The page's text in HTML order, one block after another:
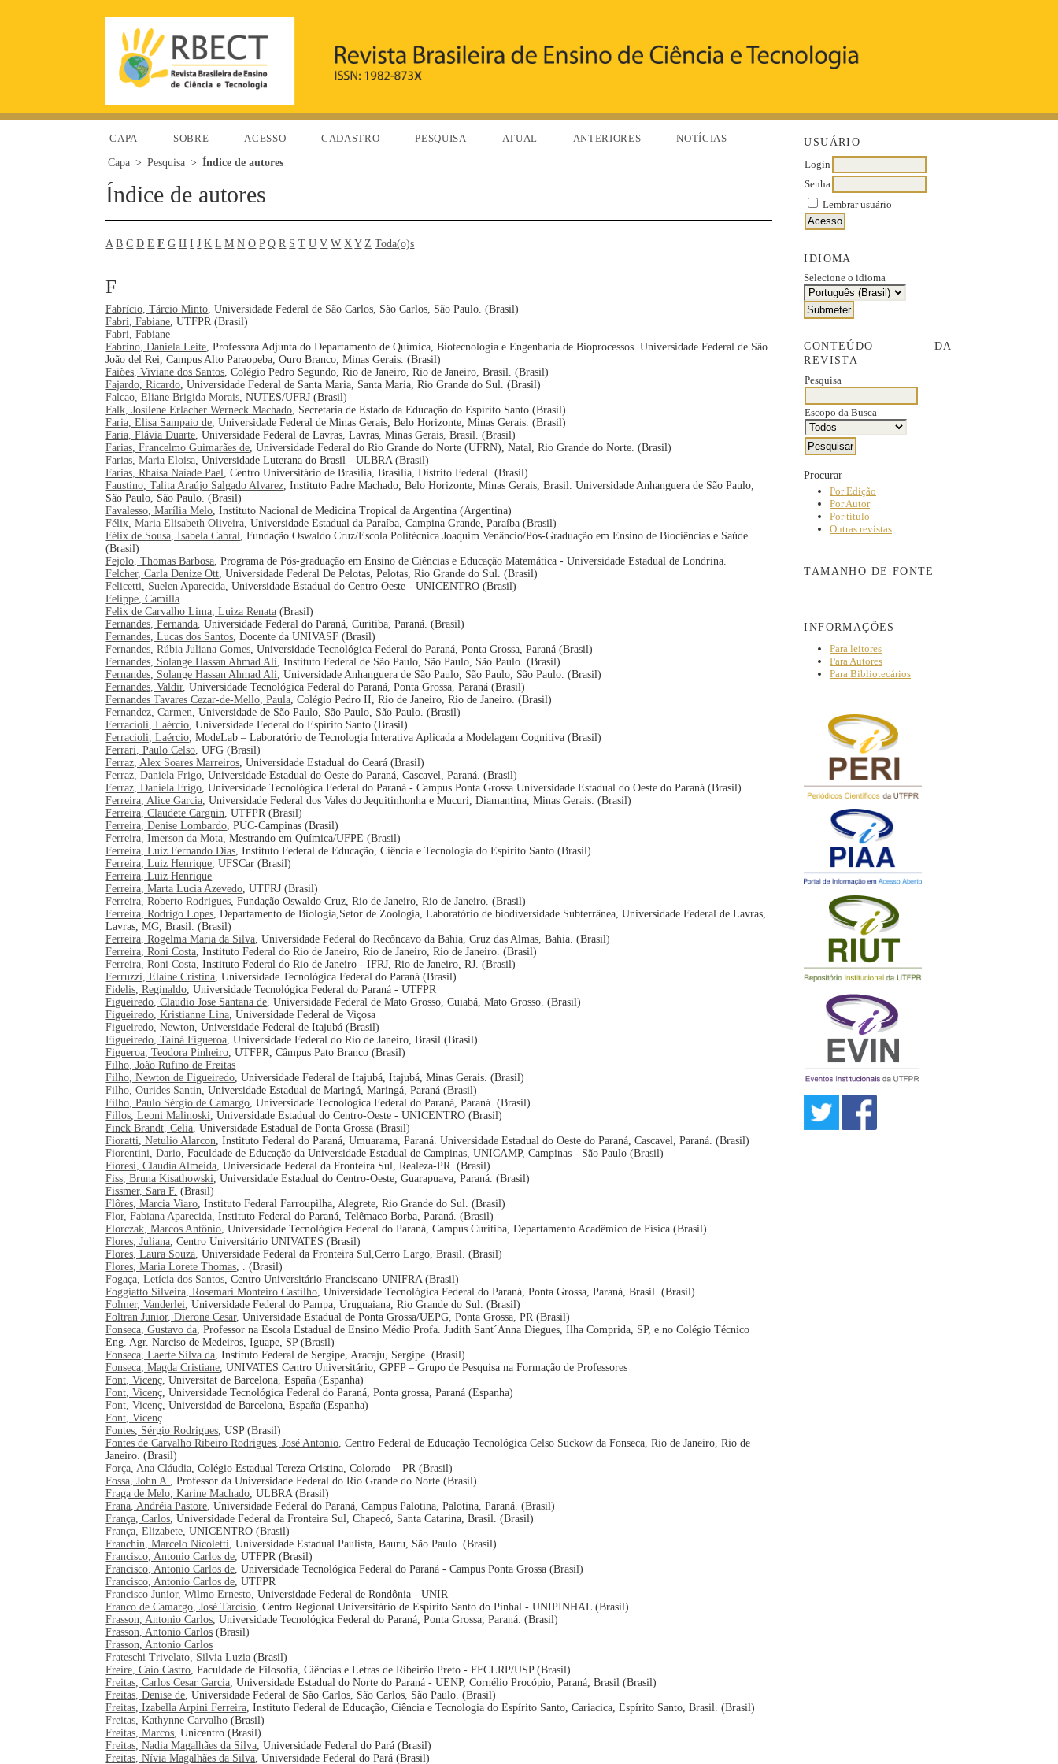
USUÁRIO
Login
Senha
Lembrar usuário
IDIOMA
Selecione o idioma
CONTEÚDO DA
REVISTA
Pesquisa
Escopo da Busca
Procurar
Por Edição
Por Autor
Por título
Outras revistas
TAMANHO DE FONTE
INFORMAÇÕES
Para leitores
Para Autores
Para Bibliotecários
CAPA SOBRE ACESSO CADASTRO PESQUISA ATUAL ANTERIORES NOTÍCIAS
Capa > Pesquisa > Índice de autores
Índice de autores
A B C D E F G H I J K L M N O P Q R S T U V W X Y Z Toda(o)s
F
Fabrício, Tárcio Minto , Universidade Federal de São Carlos, São Carlos, São Paulo. (Brasil)
Fabri, Fabiane , UTFPR (Brasil)
Fabri, Fabiane
Fabrino, Daniela Leite , Professora Adjunta do Departamento de Química, Biotecnologia e Engenharia de Bioprocessos. Universidade Federal de São
João del Rei, Campus Alto Paraopeba, Ouro Branco, Minas Gerais. (Brasil)
Faiões, Viviane dos Santos , Colégio Pedro Segundo, Rio de Janeiro, Rio de Janeiro, Brasil. (Brasil)
Fajardo, Ricardo , Universidade Federal de Santa Maria, Santa Maria, Rio Grande do Sul. (Brasil)
Falcao, Eliane Brigida Morais , NUTES/UFRJ (Brasil)
Falk, Josilene Erlacher Werneck Machado , Secretaria de Estado da Educação do Espírito Santo (Brasil)
Faria, Elisa Sampaio de , Universidade Federal de Minas Gerais, Belo Horizonte, Minas Gerais. (Brasil)
Faria, Flávia Duarte , Universidade Federal de Lavras, Lavras, Minas Gerais, Brasil. (Brasil)
Farias, Francelmo Guimarães de , Universidade Federal do Rio Grande do Norte (UFRN), Natal, Rio Grande do Norte. (Brasil)
Farias, Maria Eloisa , Universidade Luterana do Brasil - ULBRA (Brasil)
Farias, Rhaisa Naiade Pael
, Centro Universitário de Brasília, Brasília, Distrito Federal. (Brasil)
Faustino, Talita Araújo Salgado Alvarez , Instituto Padre Machado, Belo Horizonte, Minas Gerais, Brasil. Universidade Anhanguera de São Paulo,
São Paulo, São Paulo. (Brasil)
Favalesso, Marília Melo , Instituto Nacional de Medicina Tropical da Argentina (Argentina)
Félix, Maria Elisabeth Oliveira , Universidade Estadual da Paraíba, Campina Grande, Paraíba (Brasil)
Félix de Sousa, Isabela Cabral
, Fundação Oswaldo Cruz/Escola Politécnica Joaquim Venâncio/Pós-Graduação em Ensino de Biociências e Saúde
(Brasil)
Fejolo, Thomas Barbosa , Programa de Pós-graduação em Ensino de Ciências e Educação Matemática - Universidade Estadual de Londrina.
Felcher, Carla Denize Ott , Universidade Federal De Pelotas, Pelotas, Rio Grande do Sul. (Brasil)
Felicetti, Suelen Aparecida , Universidade Estadual do Centro Oeste - UNICENTRO (Brasil)
Felippe, Camilla
Felix de Carvalho Lima, Luiza Renata (Brasil)
Fernandes, Fernanda , Universidade Federal do Paraná, Curitiba, Paraná. (Brasil)
Fernandes, Lucas dos Santos , Docente da UNIVASF (Brasil)
Fernandes, Rúbia Juliana Gomes , Universidade Tecnológica Federal do Paraná, Ponta Grossa, Paraná (Brasil)
Fernandes, Solange Hassan Ahmad Ali , Instituto Federal de São Paulo, São Paulo, São Paulo. (Brasil)
Fernandes, Solange Hassan Ahmad Ali , Universidade Anhanguera de São Paulo, São Paulo, São Paulo. (Brasil)
Fernandes, Valdir, Universidade Tecnológica Federal do Paraná, Ponta Grossa, Paraná (Brasil)
Fernandes Tavares Cezar-de-Mello, Paula , Colégio Pedro II, Rio de Janeiro, Rio de Janeiro. (Brasil)
Fernandez, Carmen , Universidade de São Paulo, São Paulo, São Paulo. (Brasil)
Ferracioli, Laércio , Universidade Federal do Espírito Santo (Brasil)
Ferracioli, Laércio , ModeLab – Laboratório de Tecnologia Interativa Aplicada a Modelagem Cognitiva (Brasil)
Ferrari, Paulo Celso , UFG (Brasil)
Ferraz, Alex Soares Marreiros , Universidade Estadual do Ceará (Brasil)
Ferraz, Daniela Frigo , Universidade Estadual do Oeste do Paraná, Cascavel, Paraná. (Brasil)
Ferraz, Daniela Frigo , Universidade Tecnológica Federal do Paraná - Campus Ponta Grossa Universidade Estadual do Oeste do Paraná (Brasil)
Ferreira, Alice Garcia , Universidade Federal dos Vales do Jequitinhonha e Mucuri, Diamantina, Minas Gerais. (Brasil)
Ferreira, Claudete Cargnin , UTFPR (Brasil)
Ferreira, Denise Lombardo , PUC-Campinas (Brasil)
Ferreira, Imerson da Mota , Mestrando em Química/UFPE (Brasil)
Ferreira, Luiz Fernando Dias , Instituto Federal de Educação, Ciência e Tecnologia do Espírito Santo (Brasil)
Ferreira, Luiz Henrique , UFSCar (Brasil)
Ferreira, Luiz Henrique
Ferreira, Marta Lucia Azevedo , UTFRJ (Brasil)
Ferreira, Roberto Rodrigues , Fundação Oswaldo Cruz, Rio de Janeiro, Rio de Janeiro. (Brasil)
Ferreira, Rodrigo Lopes , Departamento de Biologia,Setor de Zoologia, Laboratório de biodiversidade Subterrânea, Universidade Federal de Lavras,
Lavras, MG, Brasil. (Brasil)
Ferreira, Rogelma Maria da Silva , Universidade Federal do Recôncavo da Bahia, Cruz das Almas, Bahia. (Brasil)
Ferreira, Roni Costa , Instituto Federal do Rio de Janeiro, Rio de Janeiro, Rio de Janeiro. (Brasil)
Ferreira, Roni Costa , Instituto Federal do Rio de Janeiro - IFRJ, Rio de Janeiro, RJ. (Brasil)
Ferruzzi, Elaine Cristina , Universidade Tecnológica Federal do Paraná (Brasil)
Fidelis, Reginaldo , Universidade Tecnológica Federal do Paraná - UTFPR
Figueiredo, Claudio Jose Santana de , Universidade Federal de Mato Grosso, Cuiabá, Mato Grosso. (Brasil)
Figueiredo, Kristianne Lina , Universidade Federal de Viçosa
Figueiredo, Newton , Universidade Federal de Itajubá (Brasil)
Figueiredo, Tainá Figueroa , Universidade Federal do Rio de Janeiro, Brasil (Brasil)
Figueroa, Teodora Pinheiro , UTFPR, Câmpus Pato Branco (Brasil)
Filho, João Rufino de Freitas
Filho, Newton de Figueiredo , Universidade Federal de Itajubá, Itajubá, Minas Gerais. (Brasil)
Filho, Ourides Santin , Universidade Estadual de Maringá, Maringá, Paraná (Brasil)
Filho, Paulo Sérgio de Camargo , Universidade Tecnológica Federal do Paraná, Paraná. (Brasil)
Fillos, Leoni Malinoski , Universidade Estadual do Centro-Oeste - UNICENTRO (Brasil)
Finck Brandt, Celia , Universidade Estadual de Ponta Grossa (Brasil)
Fioratti, Netulio Alarcon , Instituto Federal do Paraná, Umuarama, Paraná. Universidade Estadual do Oeste do Paraná, Cascavel, Paraná. (Brasil)
Fiorentini, Dario , Faculdade de Educação da Universidade Estadual de Campinas, UNICAMP, Campinas - São Paulo (Brasil)
Fioresi, Claudia Almeida , Universidade Federal da Fronteira Sul, Realeza-PR. (Brasil)
Fiss, Bruna Kisathowski , Universidade Estadual do Centro-Oeste, Guarapuava, Paraná. (Brasil)
Fissmer, Sara F. (Brasil)
Flôres, Marcia Viaro , Instituto Federal Farroupilha, Alegrete, Rio Grande do Sul. (Brasil)
Flor, Fabiana Aparecida , Instituto Federal do Paraná, Telêmaco Borba, Paraná. (Brasil)
Florczak, Marcos Antônio , Universidade Tecnológica Federal do Paraná, Campus Curitiba, Departamento Acadêmico de Física (Brasil)
Flores, Juliana , Centro Universitário UNIVATES (Brasil)
Flores, Laura Souza , Universidade Federal da Fronteira Sul,Cerro Largo, Brasil. (Brasil)
Flores, Maria Lorete Thomas , . (Brasil)
Fogaça, Letícia dos Santos , Centro Universitário Franciscano-UNIFRA (Brasil)
Foggiatto Silveira, Rosemari Monteiro Castilho , Universidade Tecnológica Federal do Paraná, Ponta Grossa, Paraná, Brasil. (Brasil)
Folmer, Vanderlei , Universidade Federal do Pampa, Uruguaiana, Rio Grande do Sul. (Brasil)
Foltran Junior, Dierone Cesar, Universidade Estadual de Ponta Grossa/UEPG, Ponta Grossa, PR (Brasil)
Fonseca, Gustavo da , Professor na Escola Estadual de Ensino Médio Profa. Judith Sant´Anna Diegues, Ilha Comprida, SP, e no Colégio Técnico
Eng. Agr. Narciso de Medeiros, Iguape, SP (Brasil)
Fonseca, Laerte Silva da , Instituto Federal de Sergipe, Aracaju, Sergipe. (Brasil)
Fonseca, Magda Cristiane , UNIVATES Centro Universitário, GPFP – Grupo de Pesquisa na Formação de Professores
Font, Vicenç , Universitat de Barcelona, España (Espanha)
Font, Vicenç , Universidade Tecnológica Federal do Paraná, Ponta grossa, Paraná (Espanha)
Font, Vicenç , Universidad de Barcelona, España (Espanha)
Font, Vicenç
Fontes, Sérgio Rodrigues , USP (Brasil)
Fontes de Carvalho Ribeiro Rodrigues, José Antonio , Centro Federal de Educação Tecnológica Celso Suckow da Fonseca, Rio de Janeiro, Rio de
Janeiro. (Brasil)
Força, Ana Cláudia , Colégio Estadual Tereza Cristina, Colorado – PR (Brasil)
Fossa, John A.
, Professor da Universidade Federal do Rio Grande do Norte (Brasil)
Fraga de Melo, Karine Machado , ULBRA (Brasil)
Frana, Andréia Pastore , Universidade Federal do Paraná, Campus Palotina, Palotina, Paraná. (Brasil)
França, Carlos , Universidade Federal da Fronteira Sul, Chapecó, Santa Catarina, Brasil. (Brasil)
França, Elizabete , UNICENTRO (Brasil)
Franchin, Marcelo Nicoletti , Universidade Estadual Paulista, Bauru, São Paulo. (Brasil)
Francisco, Antonio Carlos de , UTFPR (Brasil)
Francisco, Antonio Carlos de , Universidade Tecnológica Federal do Paraná - Campus Ponta Grossa (Brasil)
Francisco, Antonio Carlos de , UTFPR
Francisco Junior, Wilmo Ernesto , Universidade Federal de Rondônia - UNIR
Franco de Camargo, José Tarcísio , Centro Regional Universitário de Espírito Santo do Pinhal - UNIPINHAL (Brasil)
Frasson, Antonio Carlos , Universidade Tecnológica Federal do Paraná, Ponta Grossa, Paraná. (Brasil)
Frasson, Antonio Carlos (Brasil)
Frasson, Antonio Carlos
Frateschi Trivelato, Silvia Luzia (Brasil)
Freire, Caio Castro , Faculdade de Filosofia, Ciências e Letras de Ribeirão Preto - FFCLRP/USP (Brasil)
Freitas, Carlos Cesar Garcia , Universidade Estadual do Norte do Paraná - UENP, Cornélio Procópio, Paraná, Brasil (Brasil)
Freitas, Denise de , Universidade Federal de São Carlos, São Carlos, São Paulo. (Brasil)
Freitas, Izabella Arpini Ferreira , Instituto Federal de Educação, Ciência e Tecnologia do Espírito Santo, Cariacica, Espírito Santo, Brasil. (Brasil)
Freitas, Kathynne Carvalho (Brasil)
Freitas, Marcos , Unicentro (Brasil)
Freitas, Nadia Magalhães da Silva , Universidade Federal do Pará (Brasil)
Freitas, Nívia Magalhães da Silva , Universidade Federal do Pará (Brasil)